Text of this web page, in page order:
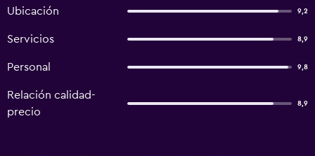
Ubicación 9,2
Servicios 8,9
Personal 9,8
Relación calidad-
precio
8,9